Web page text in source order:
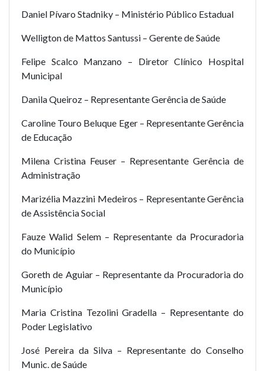
Daniel Pívaro Stadniky – Ministério Público Estadual
Welligton de Mattos Santussi – Gerente de Saúde
Felipe Scalco Manzano – Diretor Clínico Hospital
Municipal
Danila Queiroz – Representante Gerência de Saúde
Caroline Touro Beluque Eger – Representante Gerência
de Educação
Milena Cristina Feuser – Representante Gerência de
Administração
Marizélia Mazzini Medeiros – Representante Gerência
de Assistência Social
Fauze Walid Selem – Representante da Procuradoria
do Município
Goreth de Aguiar – Representante da Procuradoria do
Município
Maria Cristina Tezolini Gradella – Representante do
Poder Legislativo
José Pereira da Silva – Representante do Conselho
Munic. de Saúde